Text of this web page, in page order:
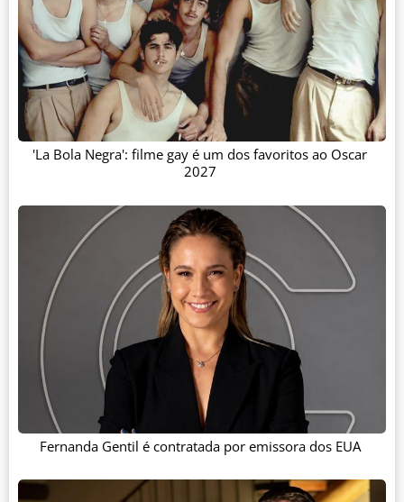
'La Bola Negra': filme gay é um dos favoritos ao Oscar
2027
Fernanda Gentil é contratada por emissora dos EUA